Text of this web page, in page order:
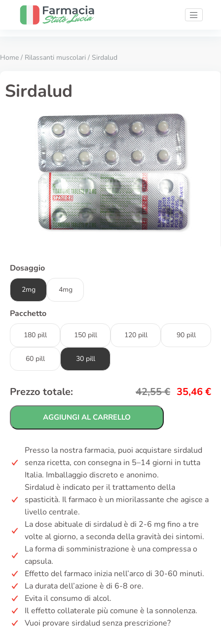
Home / Rilassanti muscolari / Sirdalud
Sirdalud
Dosaggio
2mg 4mg
Pacchetto
180 pill 150 pill 120 pill 90 pill
60 pill 30 pill
Prezzo totale: 42,55€ 35,46€
AGGIUNGI AL CARRELLO
Presso la nostra farmacia, puoi acquistare sirdalud
senza ricetta, con consegna in 5–14 giorni in tutta
Italia. Imballaggio discreto e anonimo.
Sirdalud è indicato per il trattamento della
spasticità. Il farmaco è un miorilassante che agisce a
livello centrale.
La dose abituale di sirdalud è di 2-6 mg fino a tre
volte al giorno, a seconda della gravità dei sintomi.
La forma di somministrazione è una compressa o
capsula.
Effetto del farmaco inizia nell’arco di 30-60 minuti.
La durata dell’azione è di 6-8 ore.
Evita il consumo di alcol.
Il effetto collaterale più comune è la sonnolenza.
Vuoi provare sirdalud senza prescrizione?